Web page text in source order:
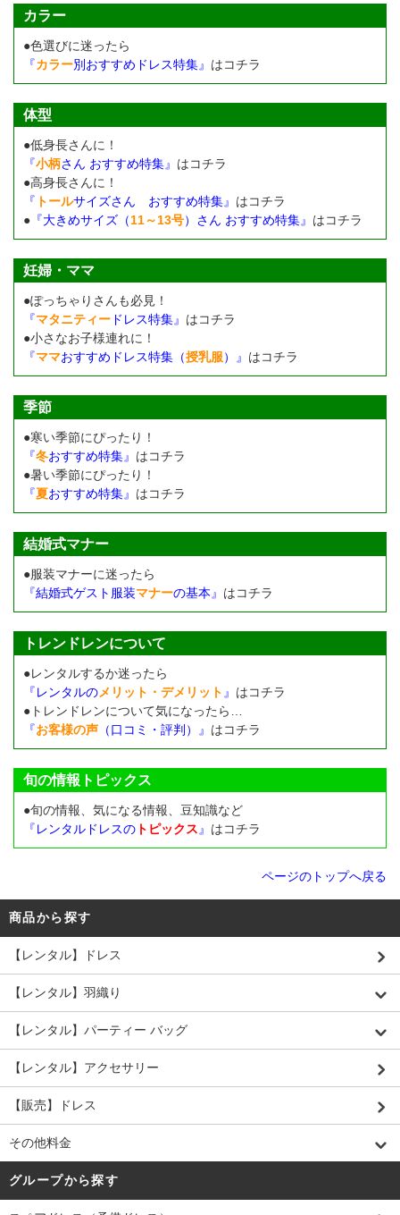
カラー
●色選びに迷ったら
『カラー別おすすめドレス特集』 はコチラ
体型
●低身長さんに！
『小柄さん おすすめ特集』 はコチラ
●高身長さんに！
『 トールサイズさん おすすめ特集』 はコチラ
● 『大きめサイズ（11～13号）さん おすすめ特集』 はコチラ
妊婦・ママ
●ぽっちゃりさんも必見！
『マタニティー ドレス特集』 はコチラ
●小さなお子様連れに！
『ママおすすめドレス特集（授乳服）』 はコチラ
季節
●寒い季節にぴったり！
『冬おすすめ特集』 はコチラ
●暑い季節にぴったり！
『夏おすすめ特集』 はコチラ
結婚式マナー
●服装マナーに迷ったら
『結婚式ゲスト服装マナーの基本』 はコチラ
トレンドレンについて
●レンタルするか迷ったら
『レンタルのメリット・デメリット 』 はコチラ
●トレンドレンについて気になったら…
『お客様の声 （口コミ・評判）』 はコチラ
旬の情報トピックス
●旬の情報、気になる情報、豆知識など
『レンタルドレスの トピックス 』 はコチラ
ページのトップへ戻る
商品から探す
【レンタル】ドレス
【レンタル】羽織り
【レンタル】パーティー バッグ
【レンタル】アクセサリー
【販売】ドレス
その他料金
グループから探す